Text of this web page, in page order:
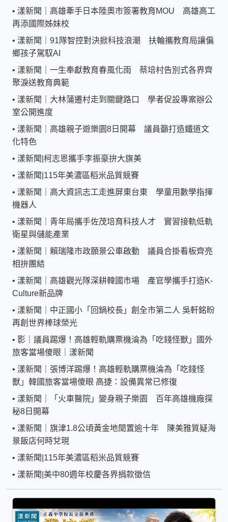
• 漾新聞｜高雄牽手日本陸奧市簽署教育MOU 高雄高工
再添國際姊妹校
• 漾新聞｜91隊智控對決掀科技浪潮 扶輪攜教育局讓偏
鄉孩子駕馭AI
• 漾新聞｜一生奉獻教育春風化雨 蔡培村告別式各界齊
聚淚送教育典範
• 漾新聞｜大林蒲遷村走到關鍵路口 學者促設專案辦公
室公開進度
• 漾新聞｜高雄親子遊樂園8日開幕 議員籲打造鐵道文
化特色
• 漾新聞|柯志恩攜手李振豪拚大旗美
• 漾新聞|115年美濃區稻米品質競賽
• 漾新聞｜高大資訊志工走進屏東台東 學童用數學指揮
機器人
• 漾新聞｜青年局攜手佐茂培育科技人才 實習接軌低軌
衛星與儲能產業
• 漾新聞｜賴瑞隆市政願景公車啟動 議員合掛看板齊亮
相拚團結
• 漾新聞｜高雄觀光隊深耕韓國市場 產官學攜手打造K-
Culture新品牌
• 漾新聞｜中正國小「回鍋校長」創全市第二人 吳軒銘盼
再創世界棒球榮光
• 影｜議員踢爆！高雄輕軌購票機淪為「吃錢怪獸」國外
旅客當場傻眼｜漾新聞
• 漾新聞｜張博洋踢爆！高雄輕軌購票機淪為「吃錢怪
獸」韓國旅客當場傻眼 高捷：設備異常已修復
• 漾新聞｜「火車醫院」變身親子樂園 百年高雄機廠探
秘8日開幕
• 漾新聞｜旗津1.8公頃黃金地閒置逾十年 陳美雅質疑海
景飯店何時兌現
• 漾新聞|115年美濃區稻米品質競賽
• 漾新聞|美中80週年校慶各界捐款徵信